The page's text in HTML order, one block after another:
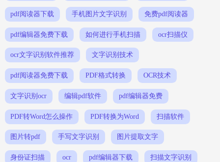
pdf阅读器下载 手机图片文字识别 免费pdf阅读器
pdf编辑器免费下载 如何进行手机扫描 ocr扫描仪
ocr文字识别软件推荐 文字识别技术
pdf阅读器免费下载 PDF格式转换 OCR技术
文字识别ocr 编辑pdf软件 pdf编辑器免费
PDF转Word怎么操作 PDF转换为Word 扫描软件
图片转pdf 手写文字识别 图片提取文字
身份证扫描 ocr pdf编辑器下载 扫描文字识别